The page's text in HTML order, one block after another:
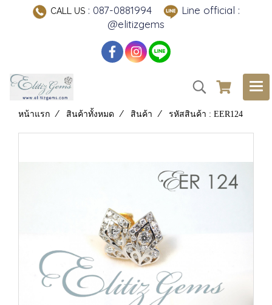
CALL US: 087-0881994
Line official :
@elitizgems
หน้าแรก สินค้าทั้งหมด สินค้า รหัสสินค้า : EER124